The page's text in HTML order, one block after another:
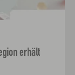
erhält